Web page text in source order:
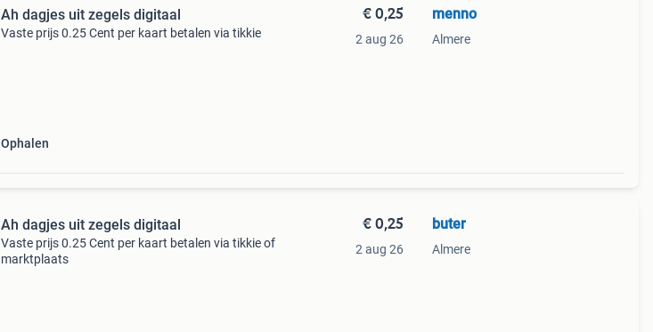
Ah dagjes uit zegels digitaal
Vaste prijs 0.25 Cent per kaart betalen via tikkie
Ophalen
€ 0,25
2 aug 26
menno
Almere
Ah dagjes uit zegels digitaal
Vaste prijs 0.25 Cent per kaart betalen via tikkie of
marktplaats
€ 0,25
2 aug 26
buter
Almere